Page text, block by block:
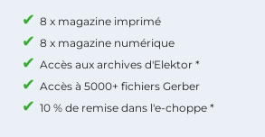
8 x magazine imprimé
8 x magazine numérique
Accès aux archives d'Elektor *
Accès à 5000+ fichiers Gerber
10 % de remise dans l'e-choppe *